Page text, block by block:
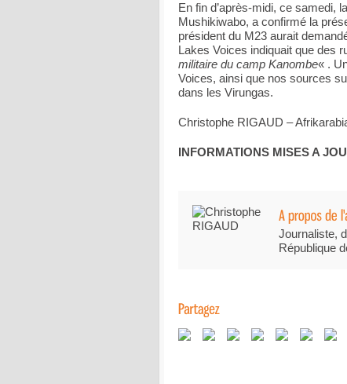
En fin d’après-midi, ce samedi,
Mushikiwabo, a confirmé la
président du M23 aurait
Lakes Voices indiquait que des
militaire du camp Kanombe« .
Voices, ainsi que nos sources
dans les Virungas.
Christophe RIGAUD –
INFORMATIONS MISES A
Journaliste,
République